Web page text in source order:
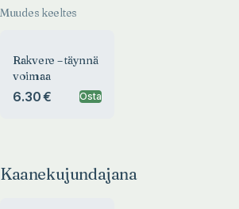
Muudes keeltes
Rakvere – täynnä
voimaa
6.30 € Osta
Kaanekujundajana